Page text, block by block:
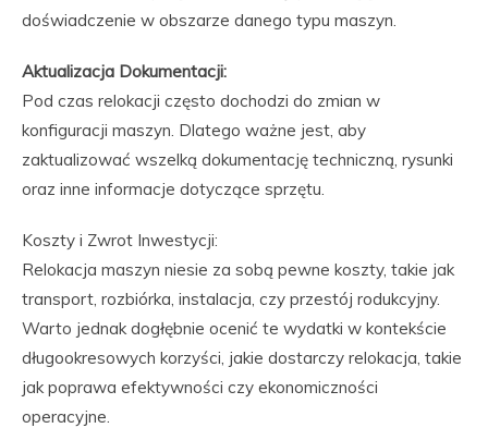
doświadczenie w obszarze danego typu maszyn.
Aktualizacja Dokumentacji:
Pod czas relokacji często dochodzi do zmian w
konfiguracji maszyn. Dlatego ważne jest, aby
zaktualizować wszelką dokumentację techniczną, rysunki
oraz inne informacje dotyczące sprzętu.
Koszty i Zwrot Inwestycji:
Relokacja maszyn niesie za sobą pewne koszty, takie jak
transport, rozbiórka, instalacja, czy przestój rodukcyjny.
Warto jednak dogłębnie ocenić te wydatki w kontekście
długookresowych korzyści, jakie dostarczy relokacja, takie
jak poprawa efektywności czy ekonomiczności
operacyjne.